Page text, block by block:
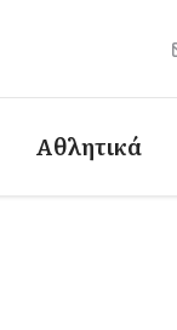
Αθλητικά